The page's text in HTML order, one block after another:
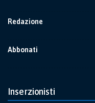
Redazione
Abbonati
Inserzionisti